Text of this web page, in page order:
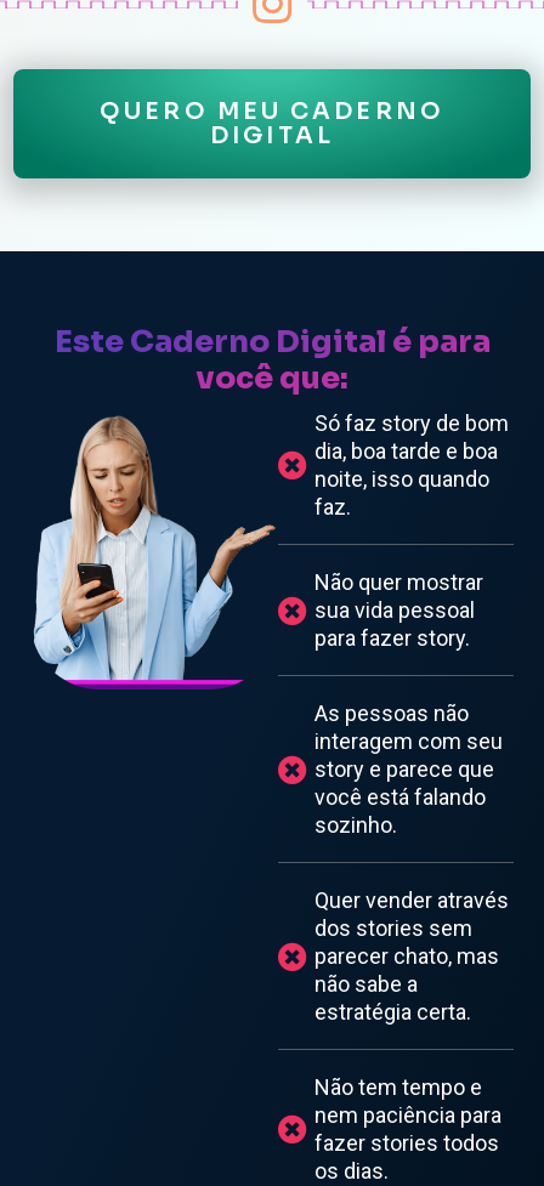
QUERO MEU CADERNO
DIGITAL
Este Caderno Digital é para
você que:
Só faz story de bom
dia, boa tarde e boa
noite, isso quando
faz.
Não quer mostrar
sua vida pessoal
para fazer story.
As pessoas não
interagem com seu
story e parece que
você está falando
sozinho.
Quer vender através
dos stories sem
parecer chato, mas
não sabe a
estratégia certa.
Não tem tempo e
nem paciência para
fazer stories todos
os dias.